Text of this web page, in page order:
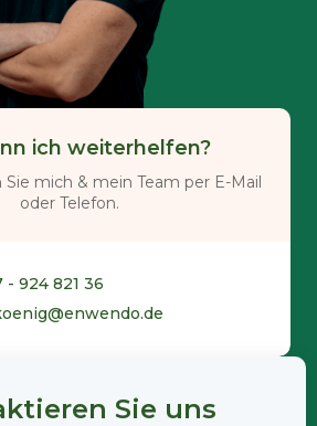
ich weiterhelfen?
Sie mich & mein Team per E-Mail
oder Telefon.
- 924 821 36
Sie uns